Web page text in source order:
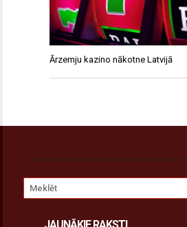
Ārzemju kazino nākotne Latvijā